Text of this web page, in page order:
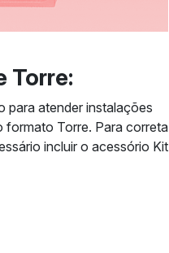
Torre:
para atender instalações
formato Torre. Para correta
incluir o acessório Kit